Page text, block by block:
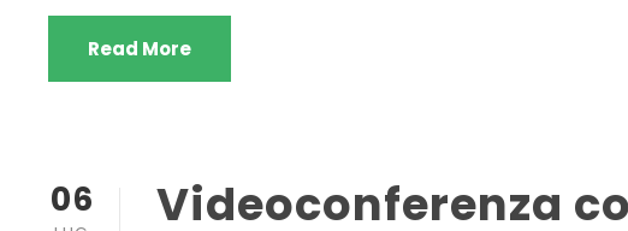
Read More
06 Videoconferenza